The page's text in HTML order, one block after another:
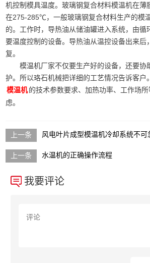
机控制模具温度。玻璃钢复合材料模温机在薄
在275-285℃，一般玻璃钢复合材料生产的模
的。工作时，导热油从储油罐进入系统，由循
要温度控制的设备。导热油从温控设备出来后
复。
模温机厂家不仅要生产好的设备，还要协
护。所以珞石机械把详细的工艺情况告诉客户
模温机的技术参数要求、加热功率、工作场
虑。
风电叶片成型模温机冷却系统不可
水温机的正确操作流程
我要评论